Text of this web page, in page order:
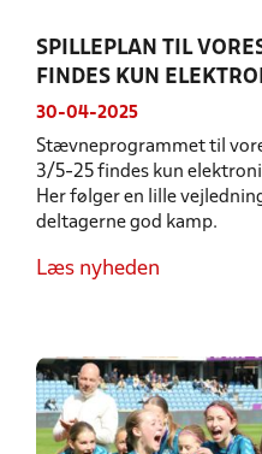
SPILLEPLAN TIL
FINDES KUN
30-04-2025
Stævneprogrammet til
3/5-25 findes kun
Her følger en lille
deltagerne god kamp.
Læs nyheden